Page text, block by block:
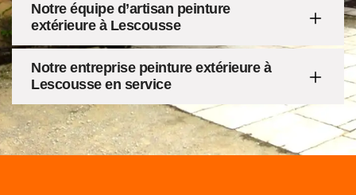
Notre équipe d’artisan peinture
extérieure à Lescousse
Notre entreprise peinture extérieure à
Lescousse en service